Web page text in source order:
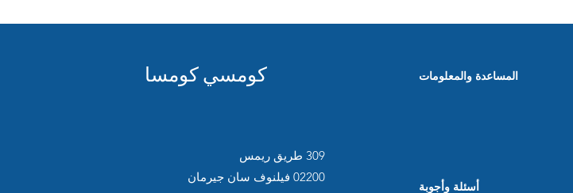
كومسي كومسا المساعدة والمعلومات
309 طريق ريمس
02200 فيلنوف سان جيرمان
أسئلة وأجوبة